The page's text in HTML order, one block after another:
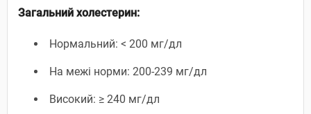
Загальний холестерин:
Нормальний: < 200 мг/дл
На межі норми: 200-239 мг/дл
Високий: ≥ 240 мг/дл